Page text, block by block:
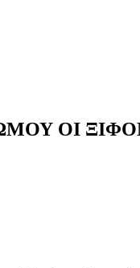
ΟΙ